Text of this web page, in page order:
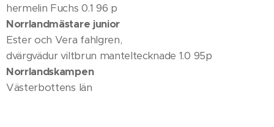
hermelin Fuchs 0.1 96 p
Norrlandmästare junior
Ester och Vera fahlgren,
dvärgvädur viltbrun manteltecknade 1.0 95p
Norrlandskampen
Västerbottens län